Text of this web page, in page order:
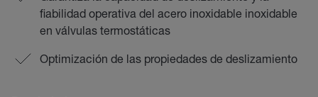
fiabilidad operativa del acero inoxidable inoxidable
en válvulas termostáticas
Optimización de las propiedades de deslizamiento